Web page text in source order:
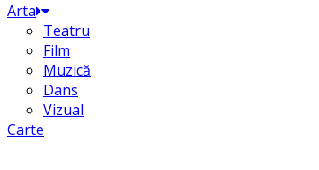
Arta
Teatru
Film
Muzică
Dans
Vizual
Carte